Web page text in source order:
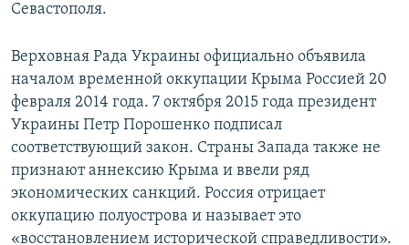
Севастополя.
Верховная Рада Украины официально объявила
началом временной оккупации Крыма Россией 20
февраля 2014 года. 7 октября 2015 года президент
Украины Петр Порошенко подписал
соответствующий закон. Страны Запада также не
признают аннексию Крыма и ввели ряд
экономических санкций. Россия отрицает
оккупацию полуострова и называет это
«восстановлением исторической справедливости».